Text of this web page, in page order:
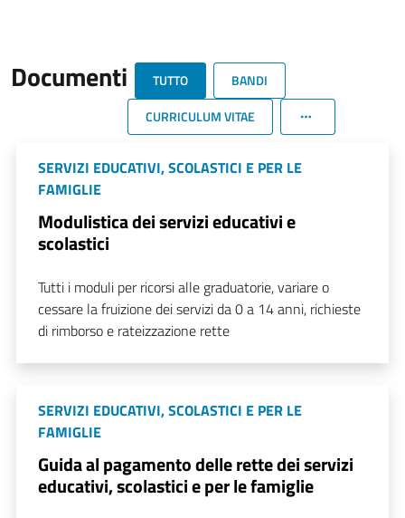
Documenti TUTTO
BANDI
CURRICULUM VITAE
SERVIZI EDUCATIVI, SCOLASTICI E PER LE
FAMIGLIE
Modulistica dei servizi educativi e
scolastici
Tutti i moduli per ricorsi alle graduatorie, variare o
cessare la fruizione dei servizi da 0 a 14 anni, richieste
di rimborso e rateizzazione rette
SERVIZI EDUCATIVI, SCOLASTICI E PER LE
FAMIGLIE
Guida al pagamento delle rette dei servizi
educativi, scolastici e per le famiglie